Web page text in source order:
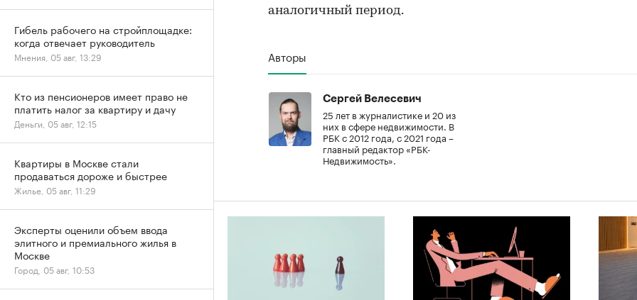
аналогичный период.
Авторы
Сергей Велесевич
25 лет в журналистике и 20 из
них в сфере недвижимости. В
РБК с 2012 года, с 2021 года –
главный редактор «РБК-
Недвижимость».
Гибель рабочего на стройплощадке:
когда отвечает руководитель
Мнения, 05 авг, 13:29
Кто из пенсионеров имеет право не
платить налог за квартиру и дачу
Деньги, 05 авг, 12:15
Квартиры в Москве стали
продаваться дороже и быстрее
Жилье, 05 авг, 11:29
Эксперты оценили объем ввода
элитного и премиального жилья в
Москве
Город, 05 авг, 10:53